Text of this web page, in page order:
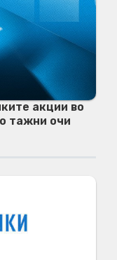
акции во
тажни очи